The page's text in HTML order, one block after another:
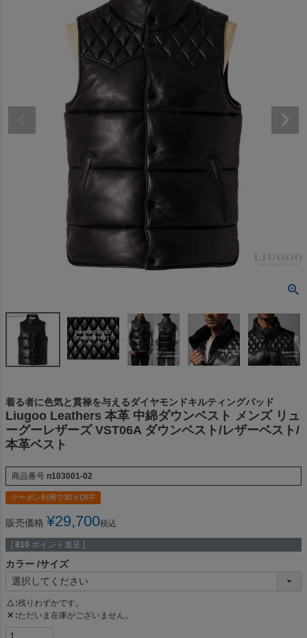
着る者に色気と貫禄を与えるダイヤモンドキルティングパッド
Liugoo Leathers 本革 中綿ダウンベスト メンズ リュ
ーグーレザーズ VST06A ダウンベスト/レザーベスト/
本革ベスト
商品番号 n103001-02
クーポン利用で30％OFF
販売価格 ¥29,700税込
[ 810 ポイント進呈 ]
カラー サイズ
△ 残りわずかです。
✕ ただいま在庫がございません。